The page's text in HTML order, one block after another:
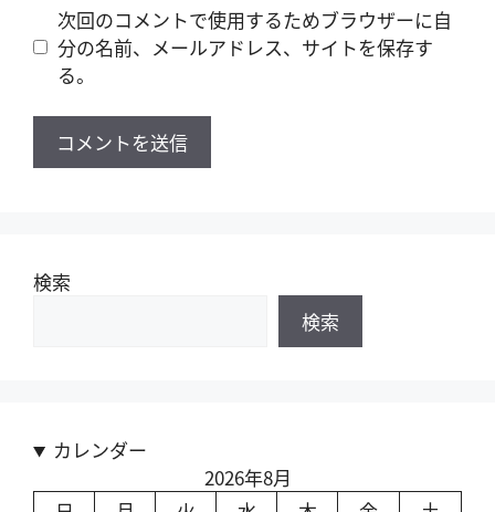
次回のコメントで使用するためブラウザーに自
分の名前、メールアドレス、サイトを保存す
る。
検索
検索
カレンダー
2026年8月